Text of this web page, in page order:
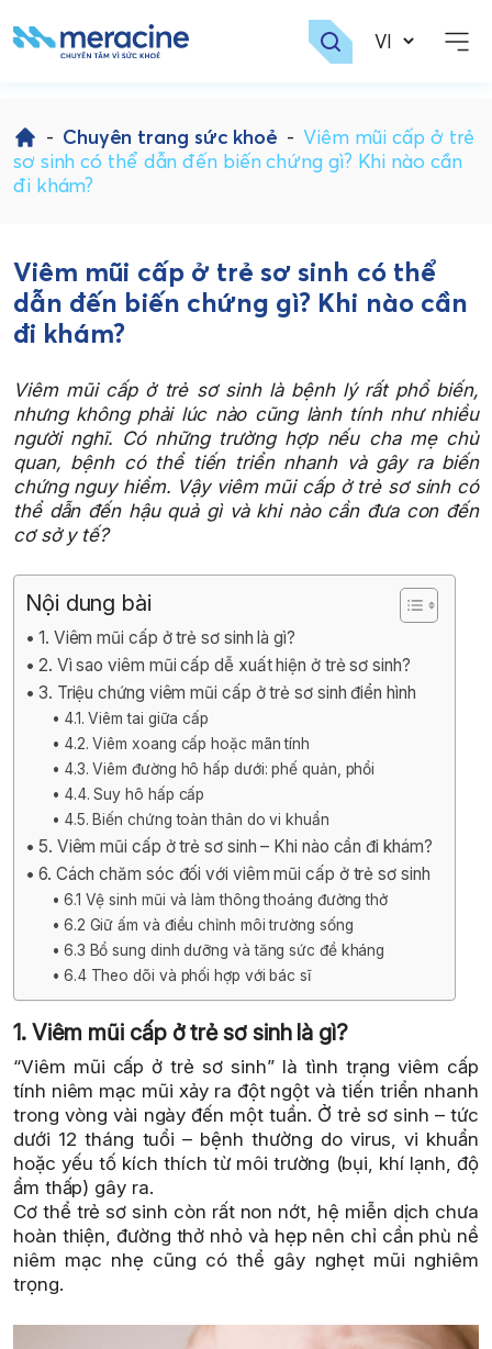
to
content
- Chuyên trang sức khoẻ - Viêm mũi cấp ở trẻ
sơ sinh có thể dẫn đến biến chứng gì? Khi nào cần
đi khám?
Viêm mũi cấp ở trẻ sơ sinh có thể
dẫn đến biến chứng gì? Khi nào cần
đi khám?
Viêm mũi cấp ở trẻ sơ sinh là bệnh lý rất phổ biến,
nhưng không phải lúc nào cũng lành tính như nhiều
người nghĩ. Có những trường hợp nếu cha mẹ chủ
quan, bệnh có thể tiến triển nhanh và gây ra biến
chứng nguy hiểm. Vậy viêm mũi cấp ở trẻ sơ sinh có
thể dẫn đến hậu quả gì và khi nào cần đưa con đến
cơ sở y tế?
Nội dung bài
1. Viêm mũi cấp ở trẻ sơ sinh là gì?
2. Vì sao viêm mũi cấp dễ xuất hiện ở trẻ sơ sinh?
3. Triệu chứng viêm mũi cấp ở trẻ sơ sinh điển hình
4.1. Viêm tai giữa cấp
4.2. Viêm xoang cấp hoặc mãn tính
4.3. Viêm đường hô hấp dưới: phế quản, phổi
4.4. Suy hô hấp cấp
4.5. Biến chứng toàn thân do vi khuẩn
5. Viêm mũi cấp ở trẻ sơ sinh – Khi nào cần đi khám?
6. Cách chăm sóc đối với viêm mũi cấp ở trẻ sơ sinh
6.1 Vệ sinh mũi và làm thông thoáng đường thở
6.2 Giữ ấm và điều chỉnh môi trường sống
6.3 Bổ sung dinh dưỡng và tăng sức đề kháng
6.4 Theo dõi và phối hợp với bác sĩ
1. Viêm mũi cấp ở trẻ sơ sinh là gì?
“Viêm mũi cấp ở trẻ sơ sinh” là tình trạng viêm cấp
tính niêm mạc mũi xảy ra đột ngột và tiến triển nhanh
trong vòng vài ngày đến một tuần. Ở trẻ sơ sinh – tức
dưới 12 tháng tuổi – bệnh thường do virus, vi khuẩn
hoặc yếu tố kích thích từ môi trường (bụi, khí lạnh, độ
ẩm thấp) gây ra.
Cơ thể trẻ sơ sinh còn rất non nớt, hệ miễn dịch chưa
hoàn thiện, đường thở nhỏ và hẹp nên chỉ cần phù nề
niêm mạc nhẹ cũng có thể gây nghẹt mũi nghiêm
trọng.